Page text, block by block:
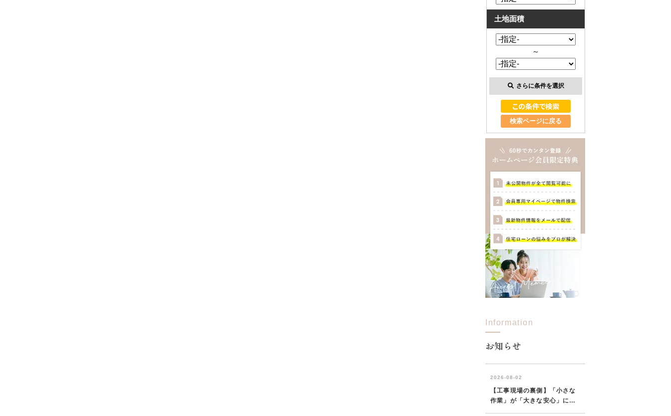
土地面積
～
さらに条件を選択
検索ページに戻る
Information
お知らせ